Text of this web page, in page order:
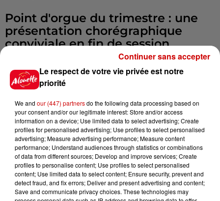
Point d'orgue du trimestre : une
présentation chorégraphique
conviviale en fin de session,
l'occasion de partager votre
progression et de vivre une belle
expérience de scène, dans une
ambiance chaleureuse et sans
esprit de compétition.
Rejoignez-nous pour un moment
de plaisir, de confiance en soi et
de partage. Les débutants sont les
bienvenus !
Premier cours gratuit sans
Le respect de votre vie privée est notre
priorité
We and our (447) partnersdo the following data processing based on
your consent and/or our legitimate interest: Store and/or access
information on a device; Use limited data to select advertising; Create
profiles for personalised advertising; Use profiles to select personalised
advertising; Measure advertising performance; Measure content
performance; Understand audiences through statistics or combinations
of data from different sources; Develop and improve services; Create
profiles to personalise content; Use profiles to select personalised
content; Use limited data to select content; Ensure security, prevent and
detect fraud, and fix errors; Deliver and present advertising and content;
Save and communicate privacy choices. These technologies may
Continuer sans accepter